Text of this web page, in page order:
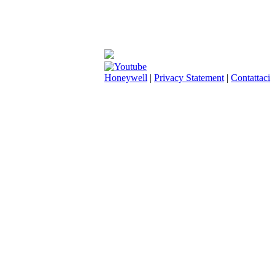
Honeywell | Privacy Statement | Contattaci